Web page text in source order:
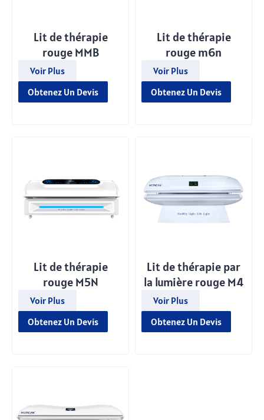
Lit de thérapie
rouge MMB
Voir Plus
Obtenez Un Devis
Lit de thérapie
rouge m6n
Voir Plus
Obtenez Un Devis
Lit de thérapie
rouge M5N
Voir Plus
Obtenez Un Devis
Lit de thérapie par
la lumière rouge M4
Voir Plus
Obtenez Un Devis